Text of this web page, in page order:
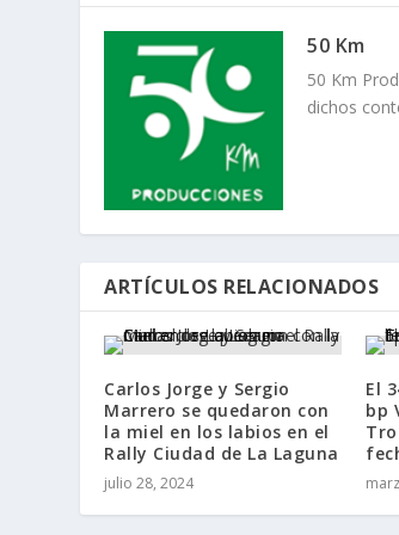
50 Km
50 Km
dichos
ARTÍCULOS RELACIONADOS
Carlos Jorge y Sergio
Marrero se quedaron con
la miel en los labios en el
Rally Ciudad de La Laguna
julio 28, 2024
El
bp